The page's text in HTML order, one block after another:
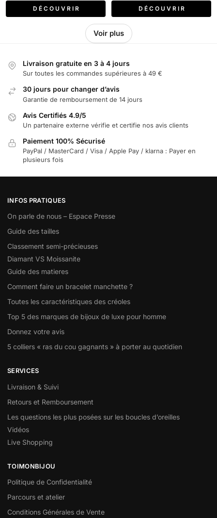
D É C O U V R I R
D É C O U V R I R
Voir plus
Livraison gratuite en 3 à 4 jours
Sur toutes les commandes supérieures à 49 €
30 jours pour changer d’avis
Garantie de remboursement de 14 jours
Avis Certifiés 4.9/5
Un partenaire externe vérifie et certifie nos avis clients
Paiement 100% Sécurisé
PayPal / MasterCard / Visa / Apple Pay / klarna : Payer en
plusieurs fois
INFOS PRATIQUES
On parle de nous – Espace Presse
Guide des tailles
Classement semi-précieuses
Diamant VS Moissanite
Guide des matieres
Comment faire un bracelet manchette ?
Toutes les caractéristiques des créoles
Top 5 des marques de bijoux de luxe pour homme
Donnez votre avis
5 colliers « ras du cou gagnants » à porter au quotidien
SERVICES
Livraison & Suivi
Retours et Remboursement
Les questions les plus posées sur les boucles d’oreilles
Vidéos
Live Shopping
TOIMONBIJOU
Politique de Confidentialité
Parcours et atelier
Conditions Générales de Vente